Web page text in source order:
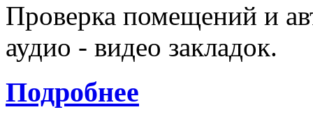
Проверка помещений и
аудио - видео закладок.
Подробнее